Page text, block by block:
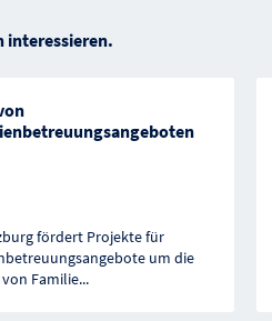
interessieren.
fördert Projekte für
um die
Familie...